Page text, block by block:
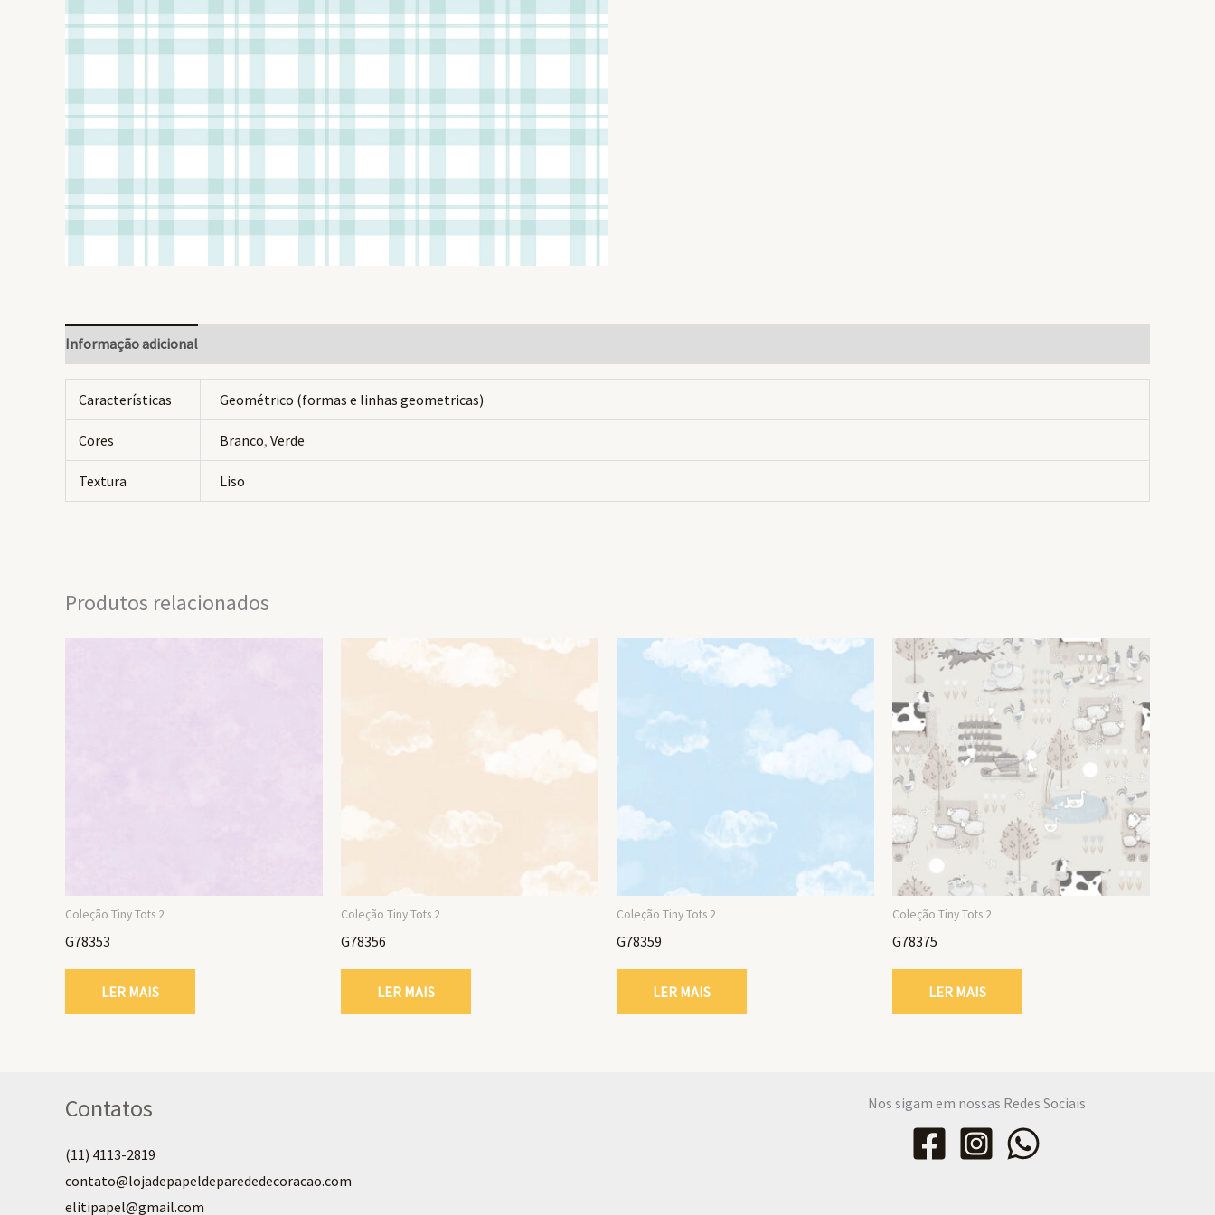
Informação adicional
Características Geométrico (formas e linhas geometricas)
Cores Branco,Verde
Textura Liso
Produtos relacionados
Coleção Tiny Tots 2
G78353
LER MAIS
Coleção Tiny Tots 2
G78356
LER MAIS
Coleção Tiny Tots 2
G78359
LER MAIS
Coleção Tiny Tots 2
G78375
LER MAIS
Contatos
(11) 4113-2819
contato@lojadepapeldeparededecoracao.com
elitipapel@gmail.com​
Nos sigam em nossas Redes Sociais